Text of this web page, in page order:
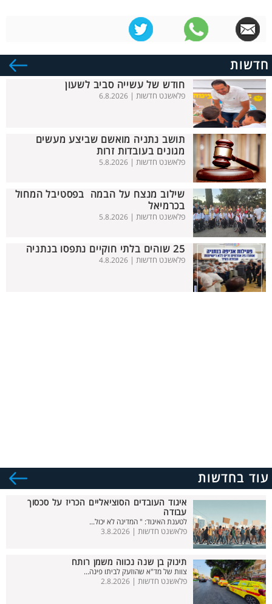
חדשות
חודש של עשייה סביב לשעון
פלאשנט חדשות | 6.8.2026
תושב נתניה מואשם שביצע מעשים
מגונים בעובדות זרות
פלאשנט חדשות | 5.8.2026
שילוב מנצח על הבמה בפסטיבל המחול
בכרמיאל
פלאשנט חדשות | 5.8.2026
25 שוהים בלתי חוקיים נתפסו בנתניה
פלאשנט חדשות | 4.8.2026
עוד בחדשות
איגוד העובדים הסוציאליים הכריז על סכסוך
עבודה
לטענת האיגוד: " המדינה לא יכול...
פלאשנט חדשות | 3.8.2026
תינוק בן שנה נכווה משמן רותח
צוות של מד"א שהוזעק לביתו פינה...
פלאשנט חדשות | 2.8.2026